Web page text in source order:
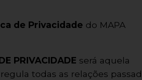
de Privacidade do MAPA
PRIVACIDADE será aquela
todas as relações